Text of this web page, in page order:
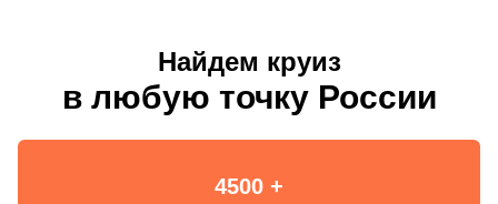
Найдем круиз
в любую точку России
4500 +